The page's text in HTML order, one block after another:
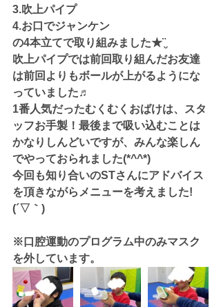
3.吹上パイプ
4.お口でジャンケン
の4本立てで取り組みました★¨̮
吹上パイプでは前回取り組んだお友達
は前回よりもボールが上がるようにな
っていました♬
1番人気だったむくむくおばけは、スタ
ッフお手製！最後まで吸い込むことは
かなりしんどいですが、みんな楽しん
でやっておられました(*^^*)
今回も知り合いのSTさんにアドバイス
を頂きながらメニューを考えました!
(´▽｀)
※口腔運動のプログラム中のみマスク
を外しています。